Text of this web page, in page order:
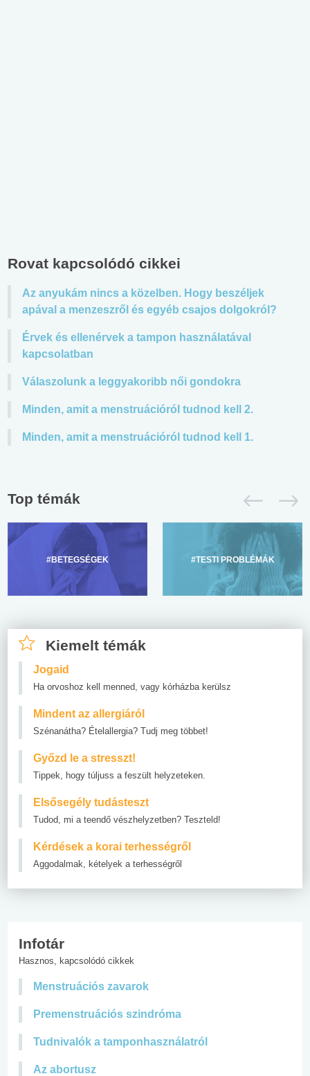
Rovat kapcsolódó cikkei
Az anyukám nincs a közelben. Hogy beszéljek
apával a menzeszről és egyéb csajos dolgokról?
Érvek és ellenérvek a tampon használatával
kapcsolatban
Válaszolunk a leggyakoribb női gondokra
Minden, amit a menstruációról tudnod kell 2.
Minden, amit a menstruációról tudnod kell 1.
Top témák
#BETEGSÉGEK #TESTI PROBLÉMÁK
Kiemelt témák
Jogaid
Ha orvoshoz kell menned, vagy kórházba kerülsz
Mindent az allergiáról
Szénanátha? Ételallergia? Tudj meg többet!
Győzd le a stresszt!
Tippek, hogy túljuss a feszült helyzeteken.
Elsősegély tudásteszt
Tudod, mi a teendő vészhelyzetben? Teszteld!
Kérdések a korai terhességről
Aggodalmak, kételyek a terhességről
Infotár
Hasznos, kapcsolódó cikkek
Menstruációs zavarok
Premenstruációs szindróma
Tudnivalók a tamponhasználatról
Az abortusz